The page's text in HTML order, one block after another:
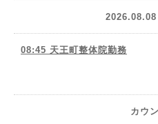
08:45 天王町整体院勤務
カウ